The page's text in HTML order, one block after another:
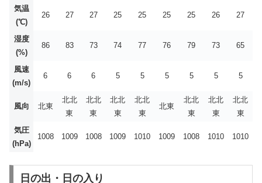
気温
(℃)
26 27 27 25 25 25 25 26 27
湿度
(%)
86 83 73 74 77 76 79 73 65
風速
(m/s)
6 6 6 5 5 5 5 5 5
風向 北東
北北
東
北北
東
北北
東
北北
東
北東
北北
東
北北
東
北北
東
気圧
(hPa)
1008 1009 1008 1009 1010 1009 1008 1010 1010
日の出・日の入り